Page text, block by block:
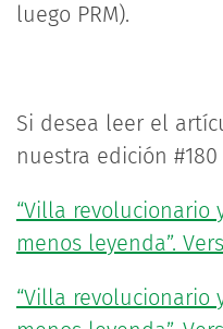
luego PRM).
Si desea leer el
nuestra edición
“Villa revolucionario
menos leyenda”.
“Villa revolucionario